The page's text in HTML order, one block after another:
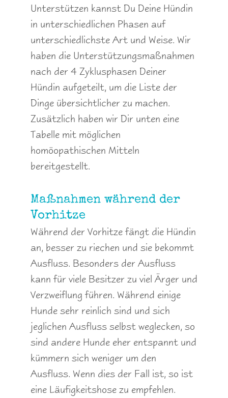
Unterstützen kannst Du Deine Hündin
in unterschiedlichen Phasen auf
unterschiedlichste Art und Weise. Wir
haben die Unterstützungsmaßnahmen
nach der 4 Zyklusphasen Deiner
Hündin aufgeteilt, um die Liste der
Dinge übersichtlicher zu machen.
Zusätzlich haben wir Dir unten eine
Tabelle mit möglichen
homöopathischen Mitteln
bereitgestellt.
Maßnahmen während der
Vorhitze
Während der Vorhitze fängt die Hündin
an, besser zu riechen und sie bekommt
Ausfluss. Besonders der Ausfluss
kann für viele Besitzer zu viel Ärger und
Verzweiflung führen. Während einige
Hunde sehr reinlich sind und sich
jeglichen Ausfluss selbst weglecken, so
sind andere Hunde eher entspannt und
kümmern sich weniger um den
Ausfluss. Wenn dies der Fall ist, so ist
eine Läufigkeitshose zu empfehlen.